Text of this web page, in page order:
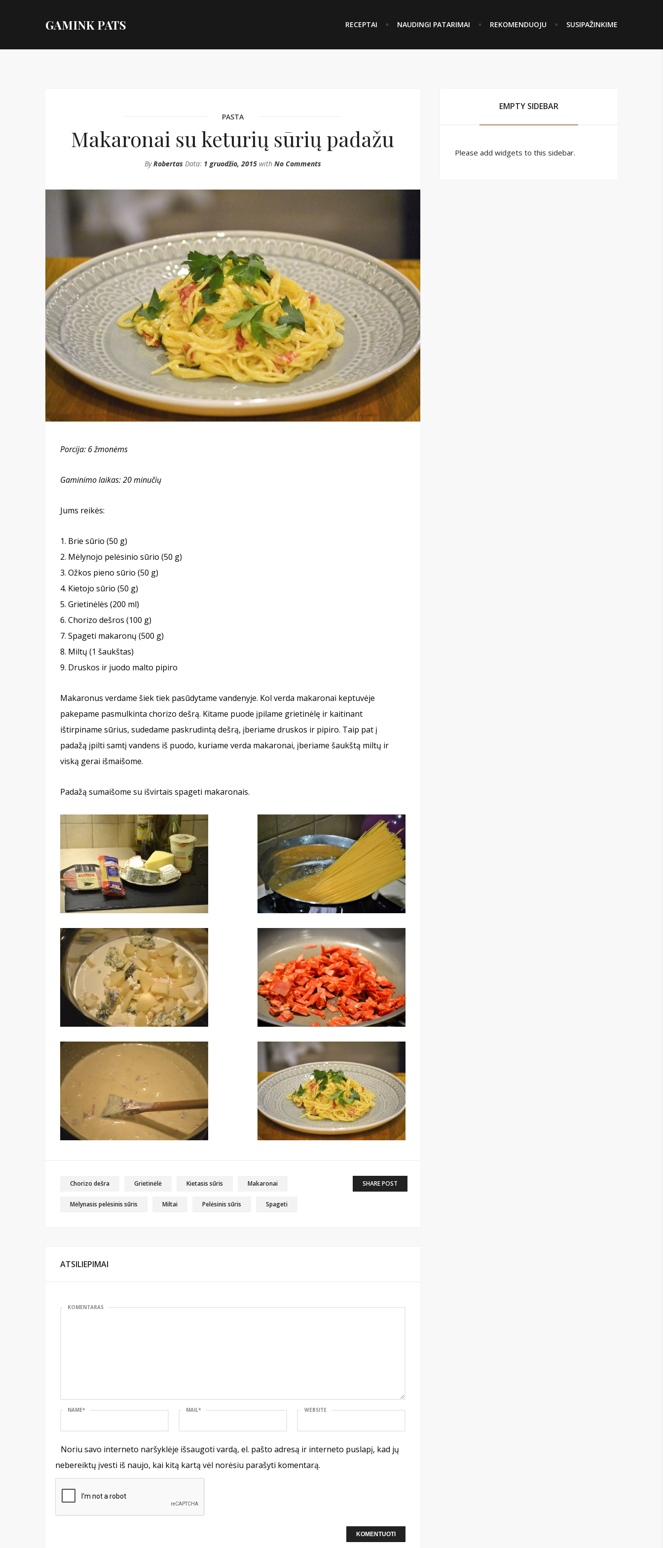
GAMINK PATS RECEPTAI NAUDINGI PATARIMAI REKOMENDUOJU SUSIPAŽINKIME
PASTA
Makaronai su keturių sūrių padažu
ByRobertas Data: 1 gruodžio, 2015with No Comments
Porcija: 6žmonėms
Gaminimo laikas:20 minučių
Jums reikės:
Brie sūrio (50 g)
Mėlynojo pelėsinio sūrio (50 g)
Ožkos pieno sūrio (50 g)
Kietojo sūrio (50 g)
Grietinėlės (200 ml)
Chorizo dešros (100 g)
Spageti makaronų (500 g)
Miltų (1 šaukštas)
Druskos ir juodo malto pipiro
Makaronus verdame šiek tiek pasūdytame vandenyje. Kol verda makaronai keptuvėje
pakepame pasmulkinta chorizo dešrą. Kitame puode įpilame grietinėlę ir kaitinant
ištirpiname sūrius, sudedame paskrudintą dešrą, įberiame druskos ir pipiro. Taip pat į
padažą įpilti samtį vandens iš puodo, kuriame verda makaronai, įberiame šaukštą miltų ir
viską gerai išmaišome.
Padažą sumaišome su išvirtais spageti makaronais.
Chorizo dešra Grietinėlė Kietasis sūris Makaronai
Mėlynasis pelėsinis sūris Miltai Pelėsinis sūris Spageti
SHARE POST
ATSILIEPIMAI
KOMENTARAS
NAME* MAIL* WEBSITE
Noriu savo interneto naršyklėje išsaugoti vardą, el. pašto adresą ir interneto puslapį, kad jų
nebereiktų įvesti iš naujo, kai kitą kartą vėl norėsiu parašyti komentarą.
EMPTY SIDEBAR
Please add widgets to this sidebar.